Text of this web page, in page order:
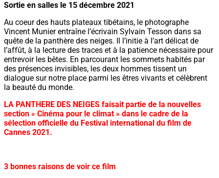
Sortie en salles le 15 décembre 2021
Au coeur des hauts plateaux tibétains, le photographe
Vincent Munier entraîne l’écrivain Sylvain Tesson dans sa
quête de la panthère des neiges. Il l’initie à l’art délicat de
l’affût, à la lecture des traces et à la patience nécessaire pour
entrevoir les bêtes. En parcourant les sommets habités par
des présences invisibles, les deux hommes tissent un
dialogue sur notre place parmi les êtres vivants et célèbrent
la beauté du monde.
LA PANTHERE DES NEIGES faisait partie de la nouvelles
section « Cinéma pour le climat » dans le cadre de la
sélection officielle du Festival international du film de
Cannes 2021.
3 bonnes raisons de voir ce film